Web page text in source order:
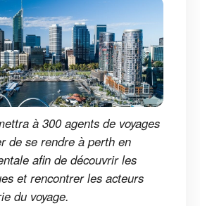
à 300 agents de voyages
de se rendre à perth en
afin de découvrir les
et rencontrer les acteurs
du voyage.